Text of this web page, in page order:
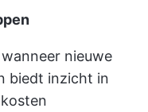
nieuwe
biedt inzicht in